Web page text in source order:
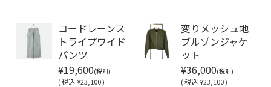
コードレーンス
トライプワイド
パンツ
¥19,600(税別)
(税込¥23,100 )
変りメッシュ地
ブルゾンジャケ
ット
¥36,000(税別)
(税込 ¥23,100 )